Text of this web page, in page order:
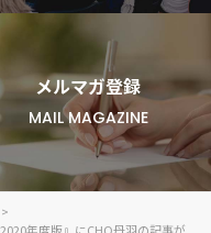
メルマガ登録
MAIL MAGAZINE
年度版』にCHO丹羽の記事が